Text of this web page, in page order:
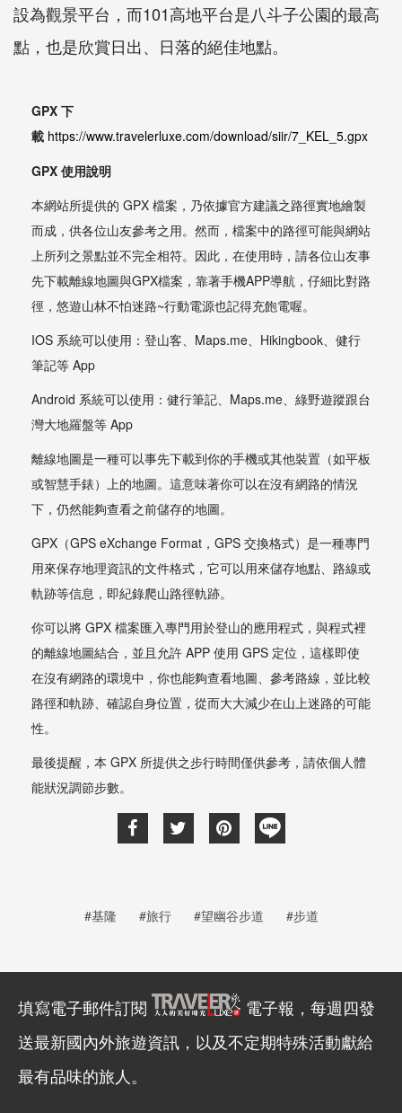
設為觀景平台，而101高地平台是八斗子公園的最高
點，也是欣賞日出、日落的絕佳地點。
GPX 下
載 https://www.travelerluxe.com/download/siir/7_KEL_5.gpx
GPX 使用說明
本網站所提供的 GPX 檔案，乃依據官方建議之路徑實地繪製
而成，供各位山友參考之用。然而，檔案中的路徑可能與網站
上所列之景點並不完全相符。因此，在使用時，請各位山友事
先下載離線地圖與GPX檔案，靠著手機APP導航，仔細比對路
徑，悠遊山林不怕迷路~行動電源也記得充飽電喔。
IOS 系統可以使用：登山客、Maps.me、Hikingbook、健行
筆記等 App
Android 系統可以使用：健行筆記、Maps.me、綠野遊蹤跟台
灣大地羅盤等 App
離線地圖是一種可以事先下載到你的手機或其他裝置（如平板
或智慧手錶）上的地圖。這意味著你可以在沒有網路的情況
下，仍然能夠查看之前儲存的地圖。
GPX（GPS eXchange Format，GPS 交換格式）是一種專門
用來保存地理資訊的文件格式，它可以用來儲存地點、路線或
軌跡等信息，即紀錄爬山路徑軌跡。
你可以將 GPX 檔案匯入專門用於登山的應用程式，與程式裡
的離線地圖結合，並且允許 APP 使用 GPS 定位，這樣即使
在沒有網路的環境中，你也能夠查看地圖、參考路線，並比較
路徑和軌跡、確認自身位置，從而大大減少在山上迷路的可能
性。
最後提醒，本 GPX 所提供之步行時間僅供參考，請依個人體
能狀況調節步數。
#基隆 #旅行 #望幽谷步道 #步道
填寫電子郵件訂閱
電子報，每週四發
送最新國內外旅遊資訊，以及不定期特殊活動獻給
最有品味的旅人。